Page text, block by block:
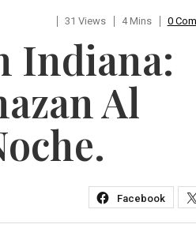
31 Views 4 Mins 0
Indiana:
Al
Facebook